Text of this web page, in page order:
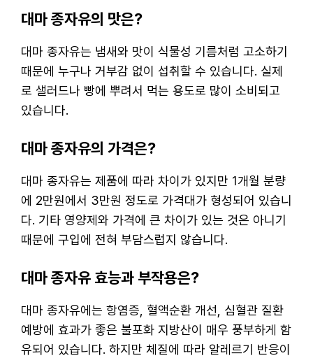
대마 종자유의 맛은?
대마 종자유는 냄새와 맛이 식물성 기름처럼 고소하기
때문에 누구나 거부감 없이 섭취할 수 있습니다. 실제
로 샐러드나 빵에 뿌려서 먹는 용도로 많이 소비되고
있습니다.
대마 종자유의 가격은?
대마 종자유는 제품에 따라 차이가 있지만 1개월 분량
에 2만원에서 3만원 정도로 가격대가 형성되어 있습니
다. 기타 영양제와 가격에 큰 차이가 있는 것은 아니기
때문에 구입에 전혀 부담스럽지 않습니다.
대마 종자유 효능과 부작용은?
대마 종자유에는 항염증, 혈액순환 개선, 심혈관 질환
예방에 효과가 좋은 불포화 지방산이 매우 풍부하게 함
유되어 있습니다. 하지만 체질에 따라 알레르기 반응이